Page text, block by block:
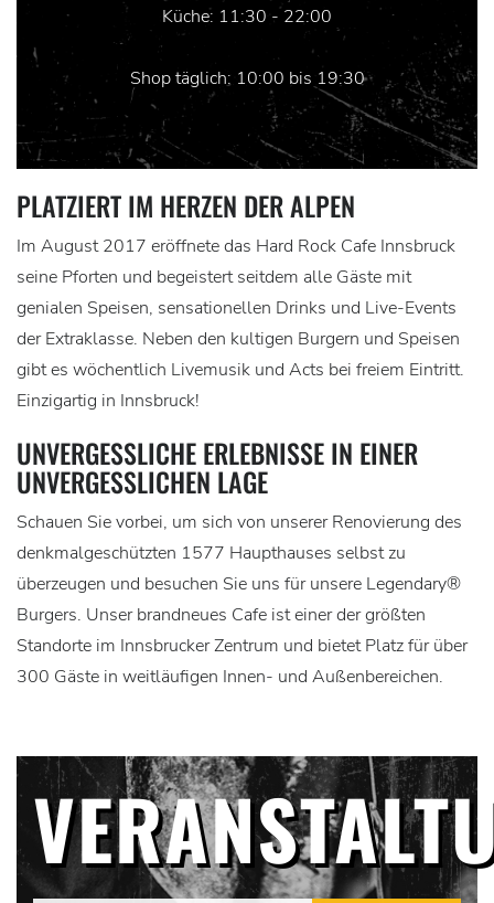
Küche: 11:30 - 22:00
Shop täglich: 10:00 bis 19:30
PLATZIERT IM HERZEN DER ALPEN
Im August 2017 eröffnete das Hard Rock Cafe Innsbruck
seine Pforten und begeistert seitdem alle Gäste mit
genialen Speisen, sensationellen Drinks und Live-Events
der Extraklasse. Neben den kultigen Burgern und Speisen
gibt es wöchentlich Livemusik und Acts bei freiem Eintritt.
Einzigartig in Innsbruck!
UNVERGESSLICHE ERLEBNISSE IN EINER
UNVERGESSLICHEN LAGE
Schauen Sie vorbei, um sich von unserer Renovierung des
denkmalgeschützten 1577 Haupthauses selbst zu
überzeugen und besuchen Sie uns für unsere Legendary®
Burgers. Unser brandneues Cafe ist einer der größten
Standorte im Innsbrucker Zentrum und bietet Platz für über
300 Gäste in weitläufigen Innen- und Außenbereichen.